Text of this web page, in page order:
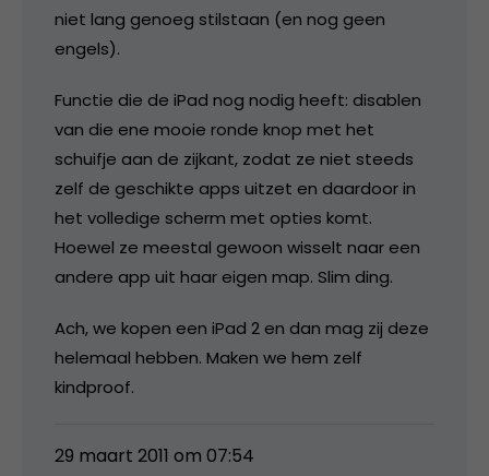
niet lang genoeg stilstaan (en nog geen
engels).
Functie die de iPad nog nodig heeft: disablen
van die ene mooie ronde knop met het
schuifje aan de zijkant, zodat ze niet steeds
zelf de geschikte apps uitzet en daardoor in
het volledige scherm met opties komt.
Hoewel ze meestal gewoon wisselt naar een
andere app uit haar eigen map. Slim ding.
Ach, we kopen een iPad 2 en dan mag zij deze
helemaal hebben. Maken we hem zelf
kindproof.
29 maart 2011 om 07:54